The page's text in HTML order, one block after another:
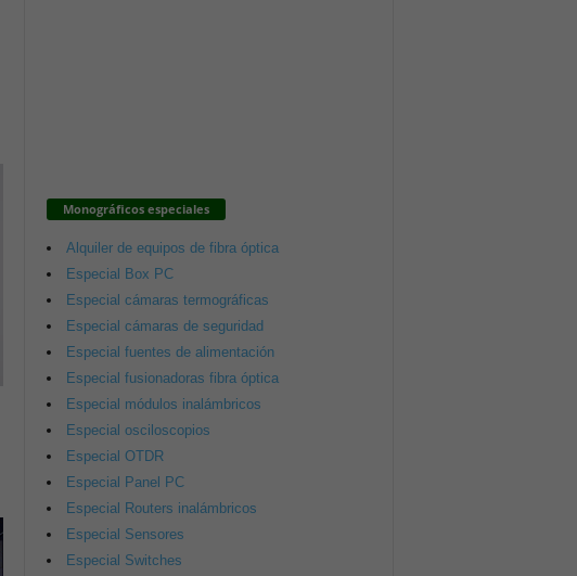
Monográficos especiales
Alquiler de equipos de fibra óptica
Especial Box PC
Especial cámaras termográficas
Especial cámaras de seguridad
Especial fuentes de alimentación
Especial fusionadoras fibra óptica
Especial módulos inalámbricos
Especial osciloscopios
Especial OTDR
Especial Panel PC
Especial Routers inalámbricos
Especial Sensores
Especial Switches